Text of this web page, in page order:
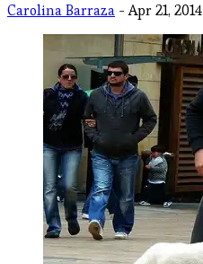
Carolina Barraza - Apr 21, 2014